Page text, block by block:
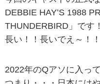
DEBBIE HAY’S 1988
THUNDERBIRD」です
長い！！長いでえ～！！
2022年のQアソに入っ